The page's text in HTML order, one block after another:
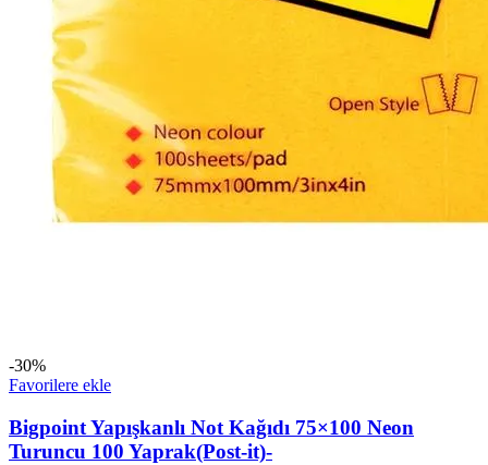
-30%
Favorilere ekle
Bigpoint Yapışkanlı Not Kağıdı 75×100 Neon
Turuncu 100 Yaprak(Post-it)-